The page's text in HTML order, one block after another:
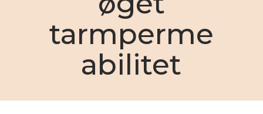
tarmperme
abilitet